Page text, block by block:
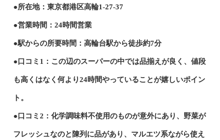
●所在地：東京都港区高輪1-27-37
●営業時間：24時間営業
●駅からの所要時間：高輪台駅から徒歩約7分
●口コミ1：この辺のスーパーの中では品揃えが良く、値段
も高くはなく何より24時間やっていることが嬉しいポイン
ト。
●口コミ2：化学調味料不使用のものが意外にあり、野菜が
フレッシュなのと陳列に品があり、マルエツ系ながら使え